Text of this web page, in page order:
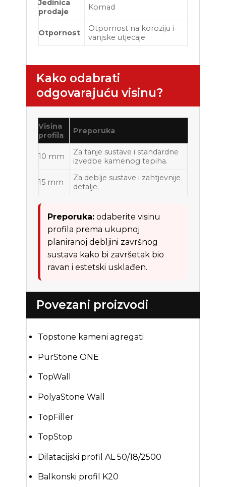
Jedinica
prodaje
Komad
Otpornost
Otpornost na koroziju i
vanjske utjecaje
Kako odabrati
odgovarajuću visinu?
Visina
profila
Preporuka
10 mm
Za tanje sustave i standardne
izvedbe kamenog tepiha.
15 mm
Za deblje sustave i zahtjevnije
detalje.
Preporuka:odaberite visinu
profila prema ukupnoj
planiranoj debljini završnog
sustava kako bi završetak bio
ravan i estetski usklađen.
Povezani proizvodi
Topstone kameni agregati
PurStone ONE
TopWall
PolyaStone Wall
TopFiller
TopStop
Dilatacijski profil AL 50/18/2500
Balkonski profil K20